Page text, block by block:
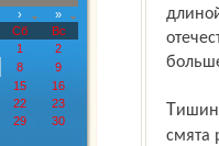
›
»
Сб
Вс
1
2
8
9
15
16
22
23
29
30
Тишина недостроенной взлетной полосы аэропорта «Левцово» в воскресенье была
смята